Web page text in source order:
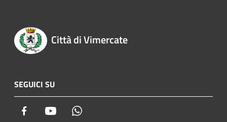
Città di Vimercate
SEGUICI SU
Facebook Youtube